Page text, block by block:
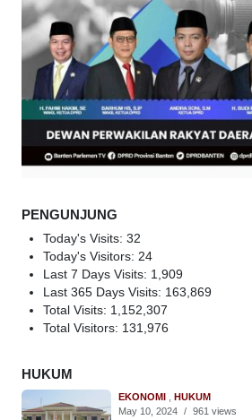
PENGUNJUNG
Today's Visits: 32
Today's Visitors: 24
Last 7 Days Visits: 1,909
Last 365 Days Visits: 163,869
Total Visits: 1,152,307
Total Visitors: 131,976
HUKUM
EKONOMI
HUKUM
May 10, 2024 / 961 views